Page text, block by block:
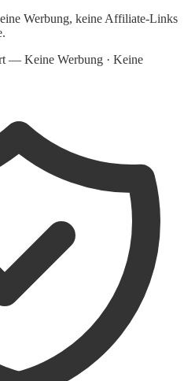
Werbung, keine Affiliate-Links
— Keine Werbung · Keine